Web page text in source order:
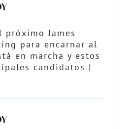
próximo James
para encarnar al
en marcha y estos
candidatos |